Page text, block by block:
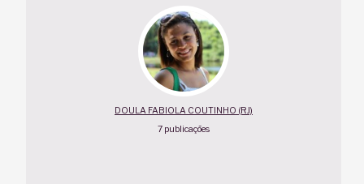
DOULA FABIOLA COUTINHO (RJ)
7 publicações